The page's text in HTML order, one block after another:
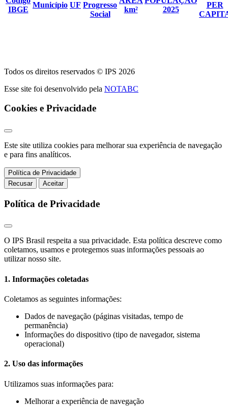
IBGE
Município UF Progresso
Social
km²
2025
PER
Todos os direitos reservados © IPS 2026
Esse site foi desenvolvido pela NOTABC
Cookies e Privacidade
Este site utiliza cookies para melhorar sua experiência de navegação
e para fins analíticos.
Política de Privacidade
Recusar
Aceitar
Política de Privacidade
O IPS Brasil respeita a sua privacidade. Esta política descreve como
coletamos, usamos e protegemos suas informações pessoais ao
utilizar nosso site.
1. Informações coletadas
Coletamos as seguintes informações:
Dados de navegação (páginas visitadas, tempo de
permanência)
Informações do dispositivo (tipo de navegador, sistema
operacional)
2. Uso das informações
Utilizamos suas informações para:
Melhorar a experiência de navegação